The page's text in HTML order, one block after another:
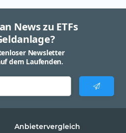
News zu ETFs
Newsletter
dem Laufenden.
Anbietervergleich